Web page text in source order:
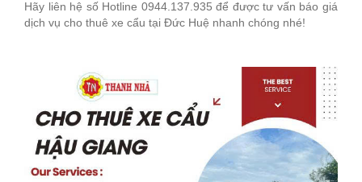
Hãy liên hệ số Hotline 0944.137.935 để được tư vấn báo giá
dịch vụ cho thuê xe cẩu tại Đức Huệ nhanh chóng nhé!